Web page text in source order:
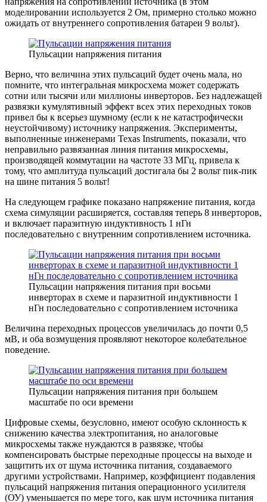
моделировании используется 2 Ом, примерно столько можно
ожидать от внутреннего сопротивления батареи 9 вольт).
Пульсации напряжения питания
Верно, что величина этих пульсаций будет очень мала, но
помните, что интегральная микросхема может содержать
сотни или тысячи или миллионы инверторов. Без надлежащей
развязки кумулятивный эффект всех этих переходных токов
привел бы к всерьез шумному (если к не катастрофически
неустойчивому) источнику напряжения. Эксперименты,
выполненные инженерами Texas Instruments, показали, что
неправильно развязанная линия питания микросхемы,
производящей коммутации на частоте 33 МГц, привела к
тому, что амплитуда пульсаций достигала бы 2 вольт пик-пик
на шине питания 5 вольт!
На следующем графике показано напряжение питания, когда
схема симуляции расширяется, составляя теперь 8 инверторов,
и включает паразитную индуктивность 1 нГн
последовательно с внутренним сопротивлением источника.
Пульсации напряжения питания при восьми
инверторах в схеме и паразитной индуктивности 1
нГн последовательно с сопротивлением источника
Величина переходных процессов увеличилась до почти 0,5
мВ, и оба возмущения проявляют некоторое колебательное
поведение.
Пульсации напряжения питания при большем
масштабе по оси времени
Цифровые схемы, безусловно, имеют особую склонность к
снижению качества электропитания, но аналоговые
микросхемы также нуждаются в развязке, чтобы
компенсировать быстрые переходные процессы на выходе и
защитить их от шума источника питания, создаваемого
другими устройствами. Например, коэффициент подавления
пульсаций напряжения питания операционного усилителя
(ОУ) уменьшается по мере того, как шум источника питания